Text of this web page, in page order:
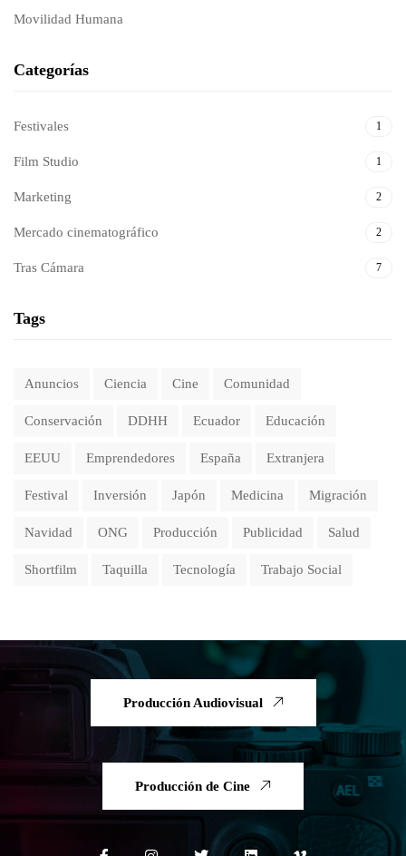
Movilidad Humana
Categorías
Festivales 1
Film Studio 1
Marketing 2
Mercado cinematográfico 2
Tras Cámara 7
Tags
Anuncios Ciencia Cine Comunidad
Conservación DDHH Ecuador Educación
EEUU Emprendedores España Extranjera
Festival Inversión Japón Medicina Migración
Navidad ONG Producción Publicidad Salud
Shortfilm Taquilla Tecnología Trabajo Social
Producción Audiovisual
Producción de Cine